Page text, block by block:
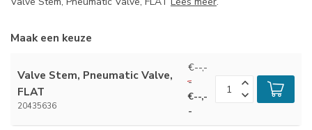
Maak een keuze
Valve Stem, Pneumatic Valve,
FLAT
20435636
€--,-
-
€--,-
-